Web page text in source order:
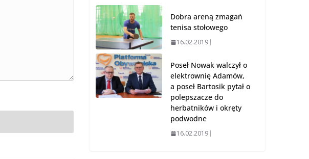
Dobra areną zmagań
tenisa stołowego
16.02.2019
Poseł Nowak walczył o
elektrownię Adamów,
a poseł Bartosik pytał o
polepszacze do
herbatników i okręty
podwodne
16.02.2019